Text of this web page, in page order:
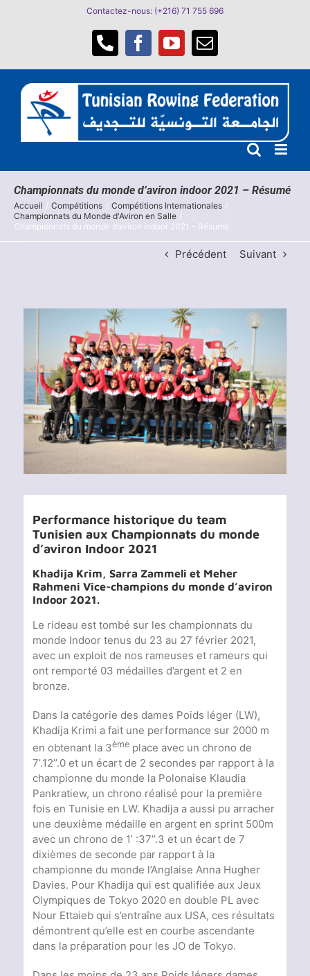
Contactez-nous: (+216) 71 755 696
Téléphone
Facebook
YouTube
Email
Championnats du monde d’aviron indoor 2021 – Résumé
Accueil Compétitions
Compétitions Internationales
Championnats du Monde d'Aviron en Salle
Championnats du monde d’aviron indoor 2021 – Résumé
Précédent Suivant
l'image
Performance historique du team
Tunisien aux Championnats du monde
d’aviron Indoor 2021
Khadija Krim, Sarra Zammeli et Meher
Rahmeni Vice-champions du monde d’aviron
Indoor 2021.
Le rideau est tombé sur les championnats du
monde Indoor tenus du 23 au 27 février 2021,
avec un exploit de nos rameuses et rameurs qui
ont remporté 03 médailles d’argent et 2 en
bronze.
Dans la catégorie des dames Poids léger (LW),
Khadija Krimi a fait une performance sur 2000 m
en obtenant la 3ème place avec un chrono de
7’.12’’.0 et un écart de 2 secondes par rapport à la
championne du monde la Polonaise Klaudia
Pankratiew, un chrono réalisé pour la première
fois en Tunisie en LW. Khadija a aussi pu arracher
une deuxième médaille en argent en sprint 500m
avec un chrono de 1’ :37’’.3 et un écart de 7
dixièmes de seconde par rapport à la
championne du monde l’Anglaise Anna Hugher
Davies. Pour Khadija qui est qualifiée aux Jeux
Olympiques de Tokyo 2020 en double PL avec
Nour Ettaieb qui s’entraîne aux USA, ces résultats
démontrent qu’elle est en courbe ascendante
dans la préparation pour les JO de Tokyo.